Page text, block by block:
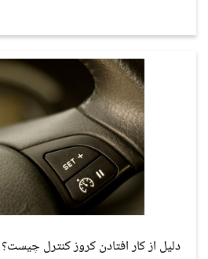
دلیل از کار افتادن کروز کنترل چیست؟